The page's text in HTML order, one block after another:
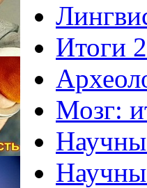
Итоги
Мозг: